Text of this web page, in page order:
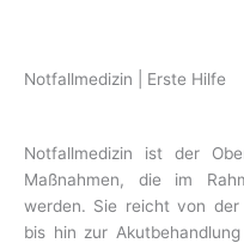
Notfallmedizin | Erste Hilfe
Notfallmedizin ist der
Maßnahmen, die im
werden. Sie reicht von
bis hin zur